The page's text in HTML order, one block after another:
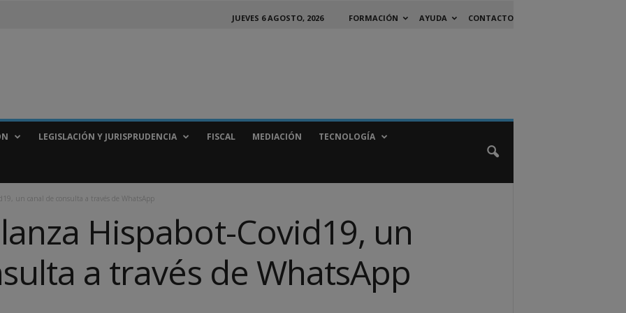
JUEVES 6 AGOSTO, 2026 FORMACIÓN AYUDA CONTACTO
LEGISLACIÓN Y JURISPRUDENCIA FISCAL MEDIACIÓN TECNOLOGÍA
un canal de consulta a través de WhatsApp
Hispabot-Covid19, un
a través de WhatsApp